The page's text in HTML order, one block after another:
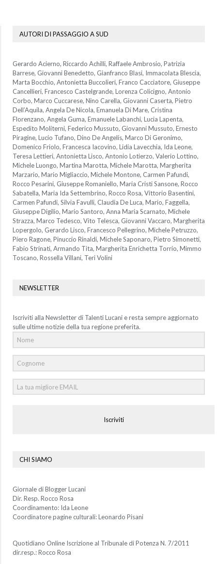
AUTORI DI PASSAGGIO A SUD
Gerardo Acierno, Riccardo Achilli, Raffaele Ambrosio, Patrizia
Barrese, Giovanni Benedetto, Gianfranco Blasi, Immacolata Blescia,
Marta Bocchio, Antonietta Buccolieri, Franco Cacciatore, Giuseppe
Cancellieri, Francesco Castelgrande, Lorenza Colicigno, Antonio
Corbo, Marco Cuccarese, Nino Carella, Giovanni Caserta, Pietro
Dell’Aquila, Angela De Nicola, Emanuela Di Mare, Cristina
Florenzano, Angela Guma, Emanuele Labanchi, Lucia Lapenta,
Espedito Moliterni, Federico Mussuto, Giovanni Mussuto, Ernesto
Piragine, Lucio Tufano, Dino De Angelis, Marco Di Geronimo,
Domenico Friolo, Francesca Iacovino, Lidia Lavecchia, Ida Leone,
Teresa Lettieri, Antonietta Lisco, Antonio Lotierzo, Valerio Lottino,
Michele Luongo, Martina Marotta, Michele Marotta, Margherita
Marzario, Mario Migliaccio, Michele Montone, Carmen Pafundi,
Rocco Pesarini, Giuseppe Romaniello, Maria Cristi Sansone, Rocco
Sabatella, Maria Ida Settembrino, Rocco Rosa, Vittorio Basentini,
Carmen Pafundi, Silvia Favulli, Claudia De Luca, Mario, Faggella,
Giuseppe Digilio, Mario Santoro, Anna Maria Scarnato, Michele
Strazza, Marco Tedesco, Vito Telesca, Giovanni Vaccaro, Margherita
Lopergolo, Gerardo Lisco, Francesco Pellegrino, Michele Petruzzo,
Piero Ragone, Pinuccio Rinaldi, Michele Saponaro, Pietro Simonetti,
Fabio Strinati, Armando Tita, Margherita Enrichetta Torrio, Mimmo
Toscano, Rossella Villani, Teri Volini
NEWSLETTER
Iscriviti alla Newsletter di Talenti Lucani e resta sempre aggiornato
sulle ultime notizie della tua regione preferita.
Iscriviti
CHI SIAMO
Giornale di Blogger Lucani
Dir. Resp. Rocco Rosa
Coordinamento: Ida Leone
Coordinatore pagine culturali: Leonardo Pisani
Quotidiano Online Iscrizione al Tribunale di Potenza N. 7/2011
dir.resp.: Rocco Rosa